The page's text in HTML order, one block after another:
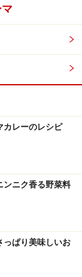
こんがり焼い
ガレットの上
レシピです。
ですが、ワイ
カレーのレシピ
ンニク香る野菜料
っぱり美味しいお